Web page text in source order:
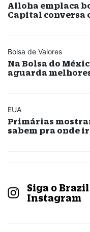
Alloha emplaca
Capital conversa
Bolsa de Valores
Na Bolsa do
aguarda
EUA
Primárias
sabem pra onde ir
Siga o
Instagram